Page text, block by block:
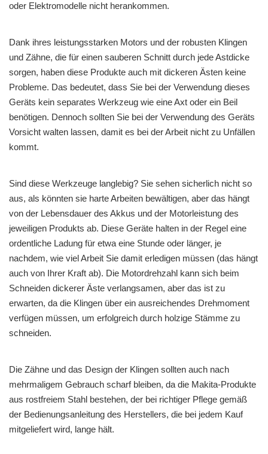
oder Elektromodelle nicht herankommen.
Dank ihres leistungsstarken Motors und der robusten Klingen
und Zähne, die für einen sauberen Schnitt durch jede Astdicke
sorgen, haben diese Produkte auch mit dickeren Ästen keine
Probleme. Das bedeutet, dass Sie bei der Verwendung dieses
Geräts kein separates Werkzeug wie eine Axt oder ein Beil
benötigen. Dennoch sollten Sie bei der Verwendung des Geräts
Vorsicht walten lassen, damit es bei der Arbeit nicht zu Unfällen
kommt.
Sind diese Werkzeuge langlebig? Sie sehen sicherlich nicht so
aus, als könnten sie harte Arbeiten bewältigen, aber das hängt
von der Lebensdauer des Akkus und der Motorleistung des
jeweiligen Produkts ab. Diese Geräte halten in der Regel eine
ordentliche Ladung für etwa eine Stunde oder länger, je
nachdem, wie viel Arbeit Sie damit erledigen müssen (das hängt
auch von Ihrer Kraft ab). Die Motordrehzahl kann sich beim
Schneiden dickerer Äste verlangsamen, aber das ist zu
erwarten, da die Klingen über ein ausreichendes Drehmoment
verfügen müssen, um erfolgreich durch holzige Stämme zu
schneiden.
Die Zähne und das Design der Klingen sollten auch nach
mehrmaligem Gebrauch scharf bleiben, da die Makita-Produkte
aus rostfreiem Stahl bestehen, der bei richtiger Pflege gemäß
der Bedienungsanleitung des Herstellers, die bei jedem Kauf
mitgeliefert wird, lange hält.